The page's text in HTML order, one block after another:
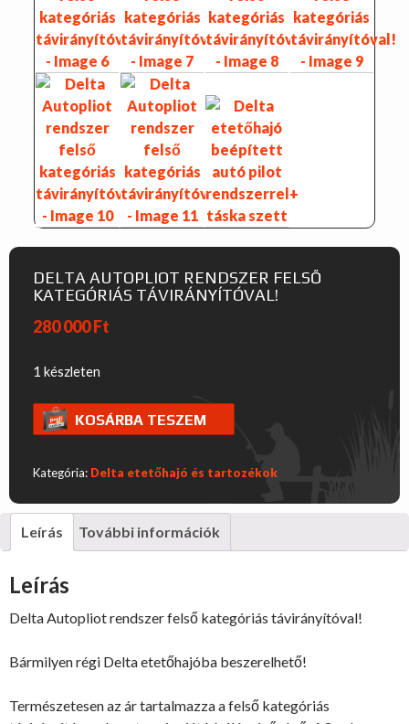
DELTA AUTOPLIOT RENDSZER FELSŐ
KATEGÓRIÁS TÁVIRÁNYÍTÓVAL!
280 000Ft
1 készleten
Delta
Autopliot
felső
kategóriás
KOSÁRBA TESZEM
Kategória: Delta etetőhajó és tartozékok
Leírás További információk
Leírás
Delta Autopliot rendszer felső kategóriás távirányítóval!
Bármilyen régi Delta etetőhajóba beszerelhető!
Természetesen az ár tartalmazza a felső kategóriás